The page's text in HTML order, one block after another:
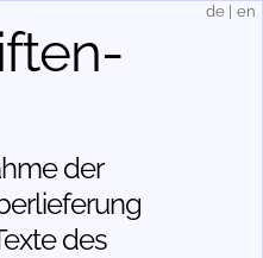
der
des
de en